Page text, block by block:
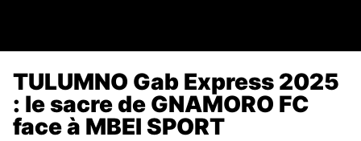
TULUMNO Gab Express 2025
: le sacre de GNAMORO FC
face à MBEI SPORT